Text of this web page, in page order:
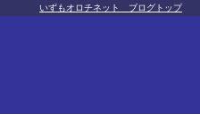
いずもオロチネット ブログトップ